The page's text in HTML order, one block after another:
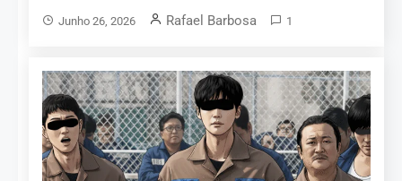
Junho 26, 2026 Rafael Barbosa 1